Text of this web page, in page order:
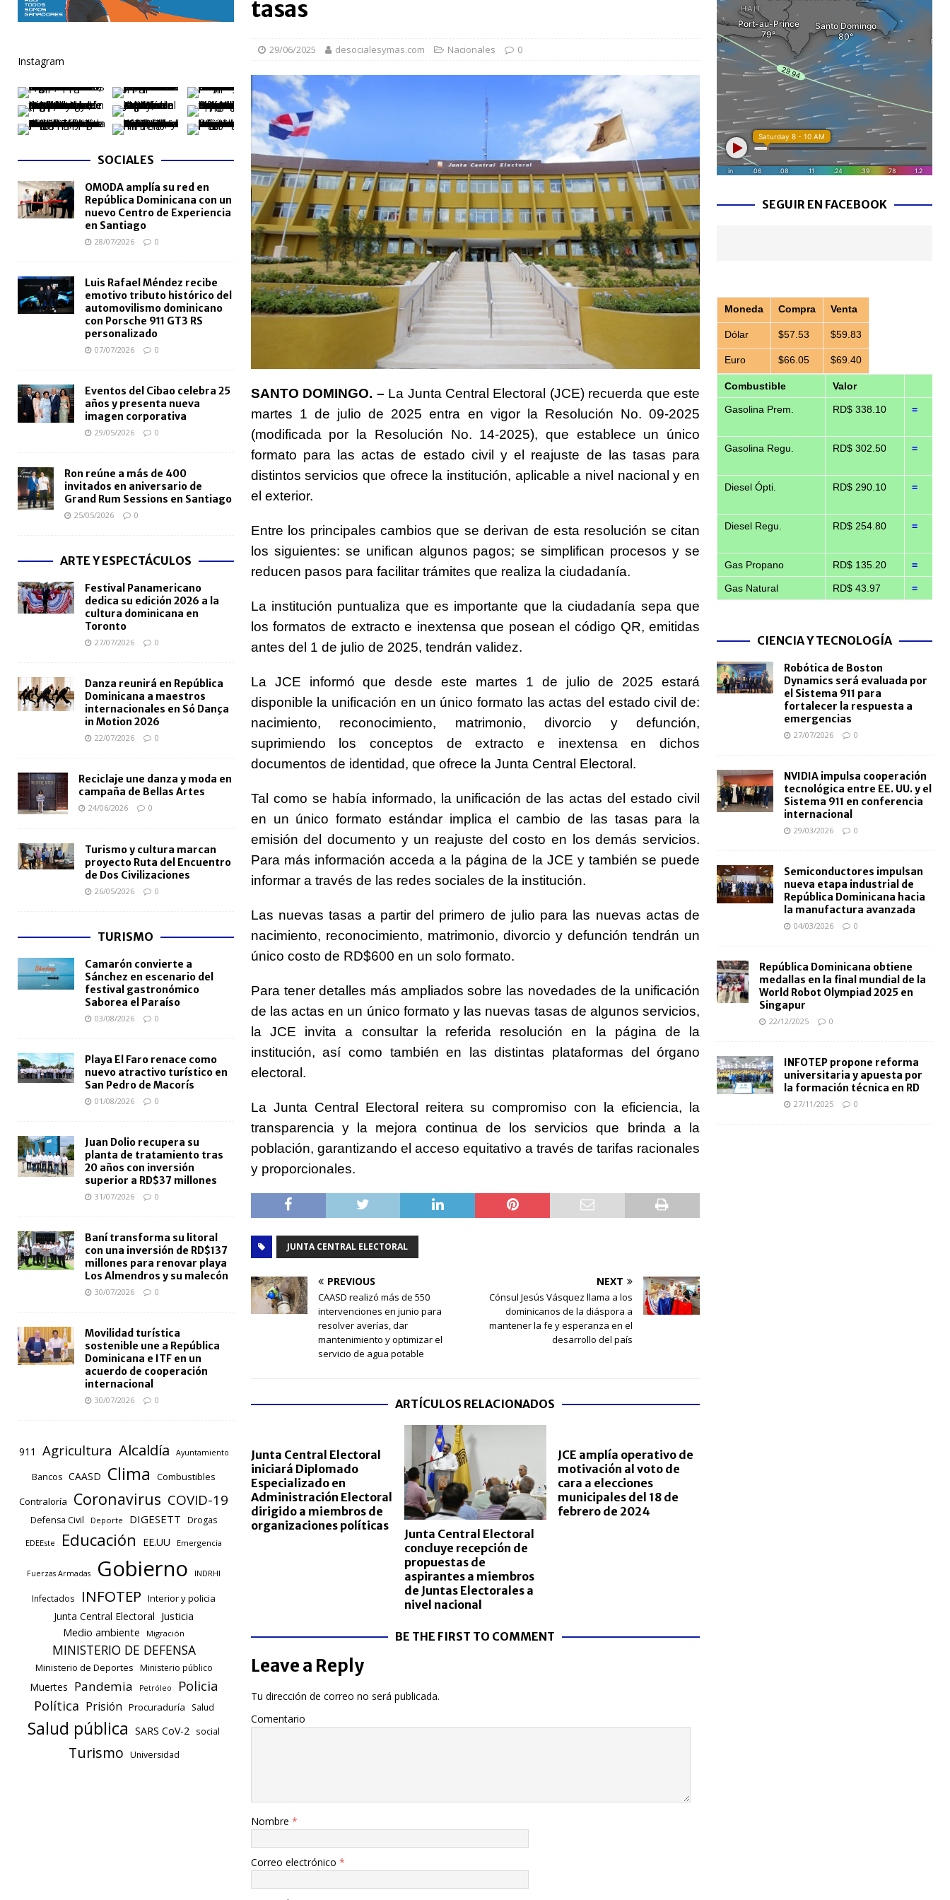
[ 06/08/2026 ]
Mujer reportada como desaparecida es localizada por agente de la DIGESETT tras reconocerla desorientada
extranjero
NACIONALES
[ 05/08/2026 ]
Meta RD 2036 reúne a Gobierno, universidades y sector privado para definir la estrategia de desarrollo
nacional
NACIONALES
[ 05/08/2026 ] Lactancia materna fortalece la salud del bebé y la madre, destaca Hospiten Santo Domingo
SALUD
[ 05/08/2026 ] TRAE incorpora 29 autobuses para ampliar el transporte escolar antes del inicio del año lectivo 2026-2027
NACIONALES
tasas
29/06/2025 desocialesymas.com Nacionales 0
SANTO DOMINGO. – La Junta Central Electoral (JCE) recuerda que este
martes 1 de julio de 2025 entra en vigor la Resolución No. 09-2025
(modificada por la Resolución No. 14-2025), que establece un único
formato para las actas de estado civil y el reajuste de las tasas para
distintos servicios que ofrece la institución, aplicable a nivel nacional y en
el exterior.
Entre los principales cambios que se derivan de esta resolución se citan
los siguientes: se unifican algunos pagos; se simplifican procesos y se
reducen pasos para facilitar trámites que realiza la ciudadanía.
La institución puntualiza que es importante que la ciudadanía sepa que
los formatos de extracto e inextensa que posean el código QR, emitidas
antes del 1 de julio de 2025, tendrán validez.
La JCE informó que desde este martes 1 de julio de 2025 estará
disponible la unificación en un único formato las actas del estado civil de:
nacimiento, reconocimiento, matrimonio, divorcio y defunción,
suprimiendo los conceptos de extracto e inextensa en dichos
documentos de identidad, que ofrece la Junta Central Electoral.
Tal como se había informado, la unificación de las actas del estado civil
en un único formato estándar implica el cambio de las tasas para la
emisión del documento y un reajuste del costo en los demás servicios.
Para más información acceda a la página de la JCE y también se puede
informar a través de las redes sociales de la institución.
Las nuevas tasas a partir del primero de julio para las nuevas actas de
nacimiento, reconocimiento, matrimonio, divorcio y defunción tendrán un
único costo de RD$600 en un solo formato.
Para tener detalles más ampliados sobre las novedades de la unificación
de las actas en un único formato y las nuevas tasas de algunos servicios,
la JCE invita a consultar la referida resolución en la página de la
institución, así como también en las distintas plataformas del órgano
electoral.
La Junta Central Electoral reitera su compromiso con la eficiencia, la
transparencia y la mejora continua de los servicios que brinda a la
población, garantizando el acceso equitativo a través de tarifas racionales
y proporcionales.
JUNTA CENTRAL ELECTORAL
PREVIOUS
CAASD realizó más de 550
intervenciones en junio para
resolver averías, dar
mantenimiento y optimizar el
servicio de agua potable
NEXT
Cónsul Jesús Vásquez llama a los
dominicanos de la diáspora a
mantener la fe y esperanza en el
desarrollo del país
ARTÍCULOS RELACIONADOS
Junta Central Electoral
iniciará Diplomado
Especializado en
Administración Electoral
dirigido a miembros de
organizaciones políticas
Junta Central Electoral
concluye recepción de
propuestas de
aspirantes a miembros
de Juntas Electorales a
nivel nacional
JCE amplía operativo de
motivación al voto de
cara a elecciones
municipales del 18 de
febrero de 2024
BE THE FIRST TO COMMENT
Leave a Reply
Tu dirección de correo no será publicada.
Comentario
Nombre *
Correo electrónico *
Instagram
SOCIALES
OMODA amplía su red en
República Dominicana con un
nuevo Centro de Experiencia
en Santiago
28/07/2026 0
Luis Rafael Méndez recibe
emotivo tributo histórico del
automovilismo dominicano
con Porsche 911 GT3 RS
personalizado
07/07/2026 0
Eventos del Cibao celebra 25
años y presenta nueva
imagen corporativa
29/05/2026 0
Ron reúne a más de 400
invitados en aniversario de
Grand Rum Sessions en Santiago
25/05/2026 0
ARTE Y ESPECTÁCULOS
Festival Panamericano
dedica su edición 2026 a la
cultura dominicana en
Toronto
27/07/2026 0
Danza reunirá en República
Dominicana a maestros
internacionales en Só Dança
in Motion 2026
22/07/2026 0
Reciclaje une danza y moda en
campaña de Bellas Artes
24/06/2026 0
Turismo y cultura marcan
proyecto Ruta del Encuentro
de Dos Civilizaciones
26/05/2026 0
TURISMO
Camarón convierte a
Sánchez en escenario del
festival gastronómico
Saborea el Paraíso
03/08/2026 0
Playa El Faro renace como
nuevo atractivo turístico en
San Pedro de Macorís
01/08/2026 0
Juan Dolio recupera su
planta de tratamiento tras
20 años con inversión
superior a RD$37 millones
31/07/2026 0
Baní transforma su litoral
con una inversión de RD$137
millones para renovar playa
Los Almendros y su malecón
30/07/2026 0
Movilidad turística
sostenible une a República
Dominicana e ITF en un
acuerdo de cooperación
internacional
30/07/2026 0
911 Agricultura Alcaldía Ayuntamiento
Bancos CAASD Clima
Combustibles
Contraloría
Coronavirus COVID-19
Defensa Civil Deporte DIGESETT Drogas
EDEEste Educación EE.UU Emergencia
Fuerzas Armadas Gobierno INDRHI
Infectados INFOTEP Interior y policia
Junta Central Electoral Justicia
Medio ambiente Migración
MINISTERIO DE DEFENSA
Ministerio de Deportes Ministerio público
Muertes Pandemia Petróleo Policia
Política Prisión Procuraduría Salud
Salud pública SARS CoV-2 social
Turismo Universidad
SEGUIR EN FACEBOOK
Moneda Compra Venta
Dólar $57.53 $59.83
Euro $66.05 $69.40
Combustible Valor
Gasolina Prem. RD$ 338.10 =
Gasolina Regu. RD$ 302.50 =
Diesel Ópti. RD$ 290.10 =
Diesel Regu. RD$ 254.80 =
Gas Propano RD$ 135.20 =
Gas Natural RD$ 43.97 =
CIENCIA Y TECNOLOGÍA
Robótica de Boston
Dynamics será evaluada por
el Sistema 911 para
fortalecer la respuesta a
emergencias
27/07/2026 0
NVIDIA impulsa cooperación
tecnológica entre EE. UU. y el
Sistema 911 en conferencia
internacional
29/03/2026 0
Semiconductores impulsan
nueva etapa industrial de
República Dominicana hacia
la manufactura avanzada
04/03/2026 0
República Dominicana obtiene
medallas en la final mundial de la
World Robot Olympiad 2025 en
Singapur
22/12/2025 0
INFOTEP propone reforma
universitaria y apuesta por
la formación técnica en RD
27/11/2025 0